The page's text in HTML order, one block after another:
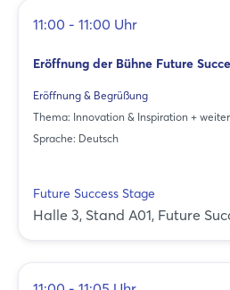
11:00 - 11:00 Uhr
Eröffnung der Bühne Future
Eröffnung & Begrüßung
Thema: Innovation & Inspiration +
Sprache: Deutsch
Future Success Stage
Halle 3, Stand A01, Future